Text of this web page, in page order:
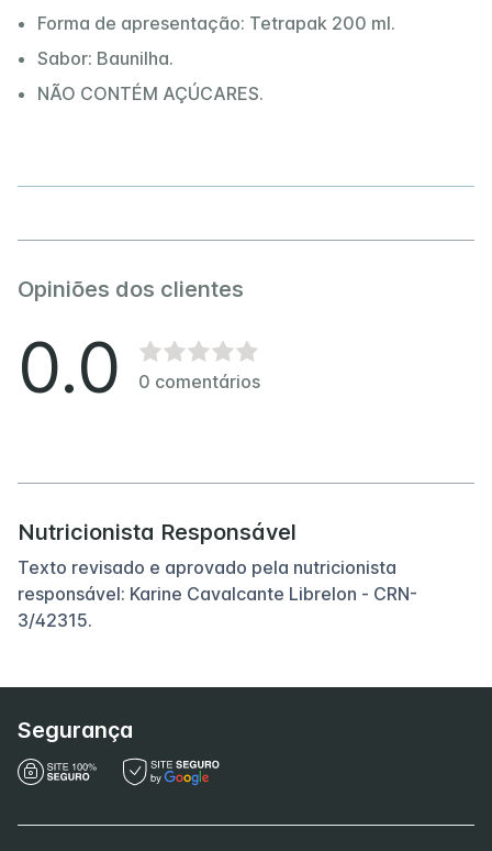
Forma de apresentação: Tetrapak 200 ml.
Sabor: Baunilha.
NÃO CONTÉM AÇÚCARES.
Opiniões dos clientes
0.0 0 comentários
Nutricionista Responsável
Texto revisado e aprovado pela nutricionista
responsável: Karine Cavalcante Librelon - CRN-
3/42315.
Segurança